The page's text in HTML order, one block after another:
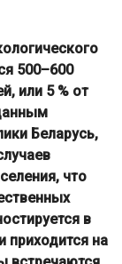
500–600
или 5 % от
Беларусь,
что
в
приходится на